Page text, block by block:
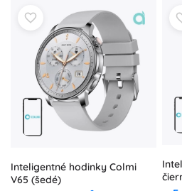
Inteligentné hodinky Colmi
V65 (šedé)